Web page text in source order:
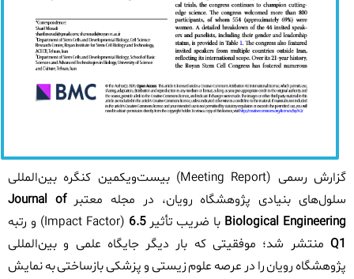
گزارش رسمی (Meeting Report)بیست‌ویکمین کنگره بین‌المللی
سلول‌های بنیادی پژوهشگاه رویان، در مجله معتبرJournal of
Biological Engineering با ضریب تأثیر (Impact Factor) 6.5
و رتبه
Q1 منتشر شد؛ موفقیتی که بار دیگر جایگاه علمی و بین‌المللی
پژوهشگاه رویان را در عرصه علوم زیستی و پزشکی بازساختی به نمایش